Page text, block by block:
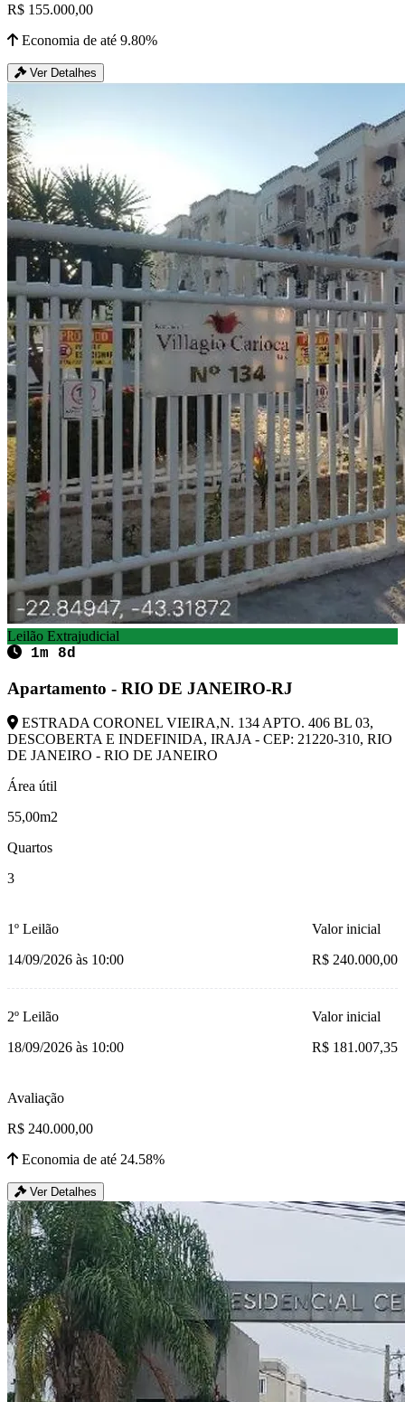
R$ 155.000,00
Economia de até 9.80%
Ver Detalhes
Leilão Extrajudicial
1m 8d
Apartamento - RIO DE JANEIRO-RJ
ESTRADA CORONEL VIEIRA,N. 134 APTO. 406 BL 03,
DESCOBERTA E INDEFINIDA, IRAJA - CEP: 21220-310, RIO
DE JANEIRO - RIO DE JANEIRO
Área útil
55,00m2
Quartos
3
1º Leilão
14/09/2026 às 10:00
Valor inicial
R$ 240.000,00
2º Leilão
18/09/2026 às 10:00
Valor inicial
R$ 181.007,35
Avaliação
R$ 240.000,00
Economia de até 24.58%
Ver Detalhes